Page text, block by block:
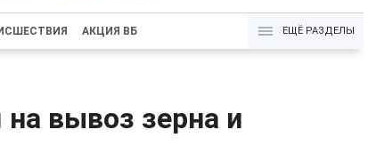
АКЦИЯ ВБ ЕЩЁ РАЗДЕЛЫ
на вывоз зерна и